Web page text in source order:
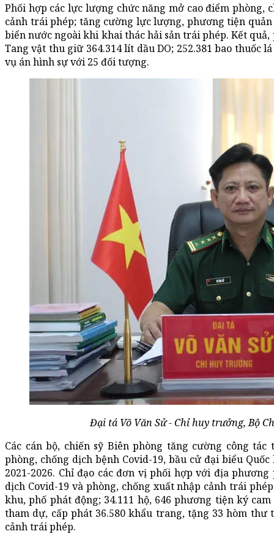
Phối hợp các lực lượng chức năng mở cao điểm
cảnh trái phép; tăng cường lực lượng, phương tiện
biển nước ngoài khi khai thác hải sản trái phép. Kết
Tang vật thu giữ 364.314 lít dầu DO; 252.381 bao thuốc
vụ án hình sự với 25 đối tượng.
Đại tá Võ Văn Sử - Chỉ huy trưởng, Bộ
Các cán bộ, chiến sỹ Biên phòng tăng cường công
phòng, chống dịch bệnh Covid-19, bầu cử đại biểu
2021-2026. Chỉ đạo các đơn vị phối hợp với địa
dịch Covid-19 và phòng, chống xuất nhập cảnh trái
khu, phố phát động; 34.111 hộ, 646 phương tiện ký
tham dự, cấp phát 36.580 khẩu trang, tặng 33 hòm
cảnh trái phép.